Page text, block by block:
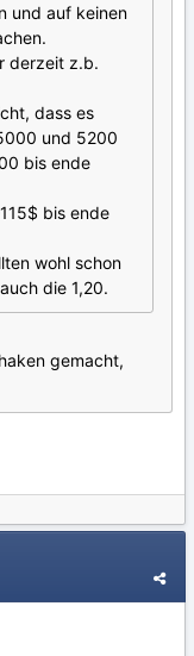
und auf keinen
derzeit z.b.
dass es
und 5200
bis ende
bis ende
wohl schon
die 1,20.
gemacht,